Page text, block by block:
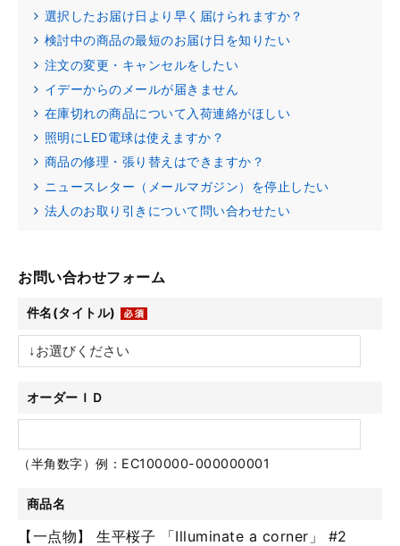
選択したお届け日より早く届けられますか？
検討中の商品の最短のお届け日を知りたい
注文の変更・キャンセルをしたい
イデーからのメールが届きません
在庫切れの商品について入荷連絡がほしい
照明にLED電球は使えますか？
商品の修理・張り替えはできますか？
ニュースレター（メールマガジン）を停止したい
法人のお取り引きについて問い合わせたい
お問い合わせフォーム
件名(タイトル)
オーダーＩＤ
（半角数字）例：EC100000-000000001
商品名
【一点物】 生平桜子 「Illuminate a corner」 #2